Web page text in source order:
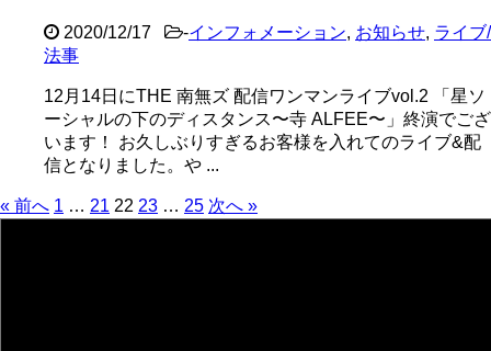
2020/12/17 -インフォメーション, お知らせ, ライブ/
法事
12月14日にTHE 南無ズ 配信ワンマンライブvol.2 「星ソ
ーシャルの下のディスタンス〜寺 ALFEE〜」終演でござ
います！ お久しぶりすぎるお客様を入れてのライブ&配
信となりました。や ...
« 前へ 1 … 21 22 23 … 25 次へ »